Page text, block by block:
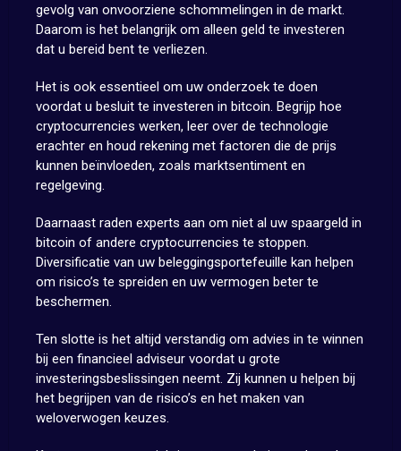
gevolg van onvoorziene schommelingen in de markt.
Daarom is het belangrijk om alleen geld te investeren
dat u bereid bent te verliezen.
Het is ook essentieel om uw onderzoek te doen
voordat u besluit te investeren in bitcoin. Begrijp hoe
cryptocurrencies werken, leer over de technologie
erachter en houd rekening met factoren die de prijs
kunnen beïnvloeden, zoals marktsentiment en
regelgeving.
Daarnaast raden experts aan om niet al uw spaargeld in
bitcoin of andere cryptocurrencies te stoppen.
Diversificatie van uw beleggingsportefeuille kan helpen
om risico’s te spreiden en uw vermogen beter te
beschermen.
Ten slotte is het altijd verstandig om advies in te winnen
bij een financieel adviseur voordat u grote
investeringsbeslissingen neemt. Zij kunnen u helpen bij
het begrijpen van de risico’s en het maken van
weloverwogen keuzes.